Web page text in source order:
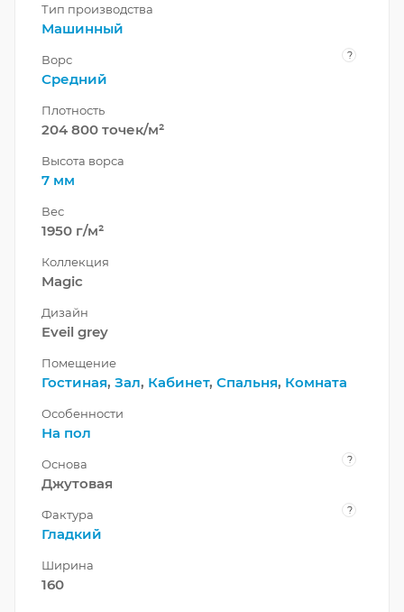
Тип производства
Машинный
Ворс ?
Средний
Плотность
204 800 точек/м²
Высота ворса
7 мм
Вес
1950 г/м²
Коллекция
Magic
Дизайн
Eveil grey
Помещение
Гостиная, Зал, Кабинет, Спальня, Комната
Особенности
На пол
Основа ?
Джутовая
Фактура ?
Гладкий
Ширина
160